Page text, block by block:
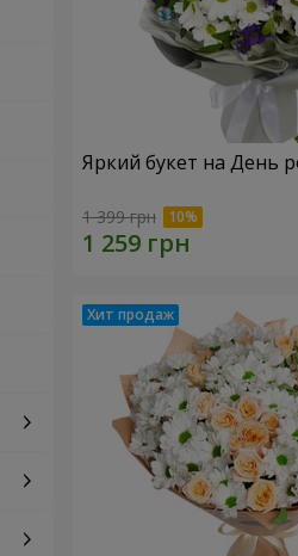
Яркий букет на День
1 399 грн